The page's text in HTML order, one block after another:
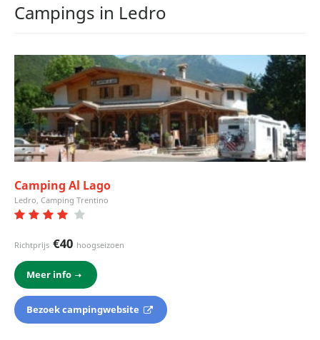
Campings in Ledro
Camping Al Lago
Ledro, Camping Trentino
Richtprijs €40 hoogseizoen
Meer info
Bezoek campingwebsite